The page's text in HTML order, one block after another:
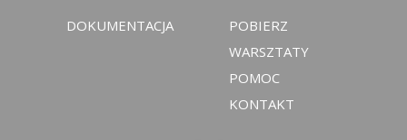
DOKUMENTACJA
POBIERZ
WARSZTATY
POMOC
KONTAKT